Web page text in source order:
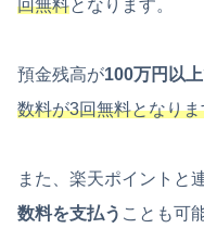
回無料となります。
預金残高が100万円以
数料が3回無料となりま
また、楽天ポイントと
数料を支払う ことも可